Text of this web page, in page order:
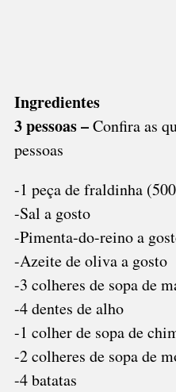
Ingredientes
3 pessoas –Confira as
pessoas
-1 peça de fraldinha
-Sal a gosto
-Pimenta-do-reino a
-Azeite de oliva a gosto
-3 colheres de sopa de
-4 dentes de alho
-1 colher de sopa de
-2 colheres de sopa de
-4 batatas